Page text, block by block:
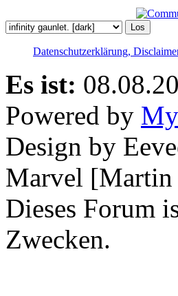
Datenschutzerklärung,
Es ist:
Powered by
Design by
Marvel [Martin
Dieses Forum
Zwecken.